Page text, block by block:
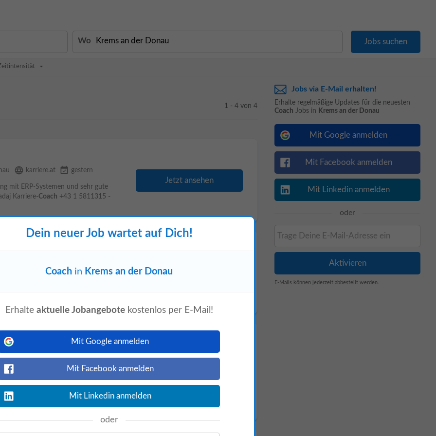
Wo
1 - 4 von 4
language karriere.at event_available gestern
mit ERP-Systemen und sehr gute
Karriere-Coach +43 1 5811315 -
Jetzt ansehen
Basis
statt Bauchgefühl • klares Feedback
/ Sales
Jetzt ansehen
von Krems an der Donau language karriere.at
Deutsch- und Englischkenntnisse sowie
Kontakt Ismeta Radaj Karriere-Coach
Jobs via E-Mail erhalten!
Erhalte regelmäßige Updates für die neuesten
Coach Jobs in Krems an der Donau
Mit Google anmelden
Mit Facebook anmelden
Mit Linkedin anmelden
oder
E-Mails können jederzeit abbestellt werden.
Dein neuer Job wartet auf Dich!
Coach in Krems an der Donau
Erhalte aktuelle Jobangebotekostenlos per E-Mail!
Mit Google anmelden
Mit Facebook anmelden
Mit Linkedin anmelden
oder